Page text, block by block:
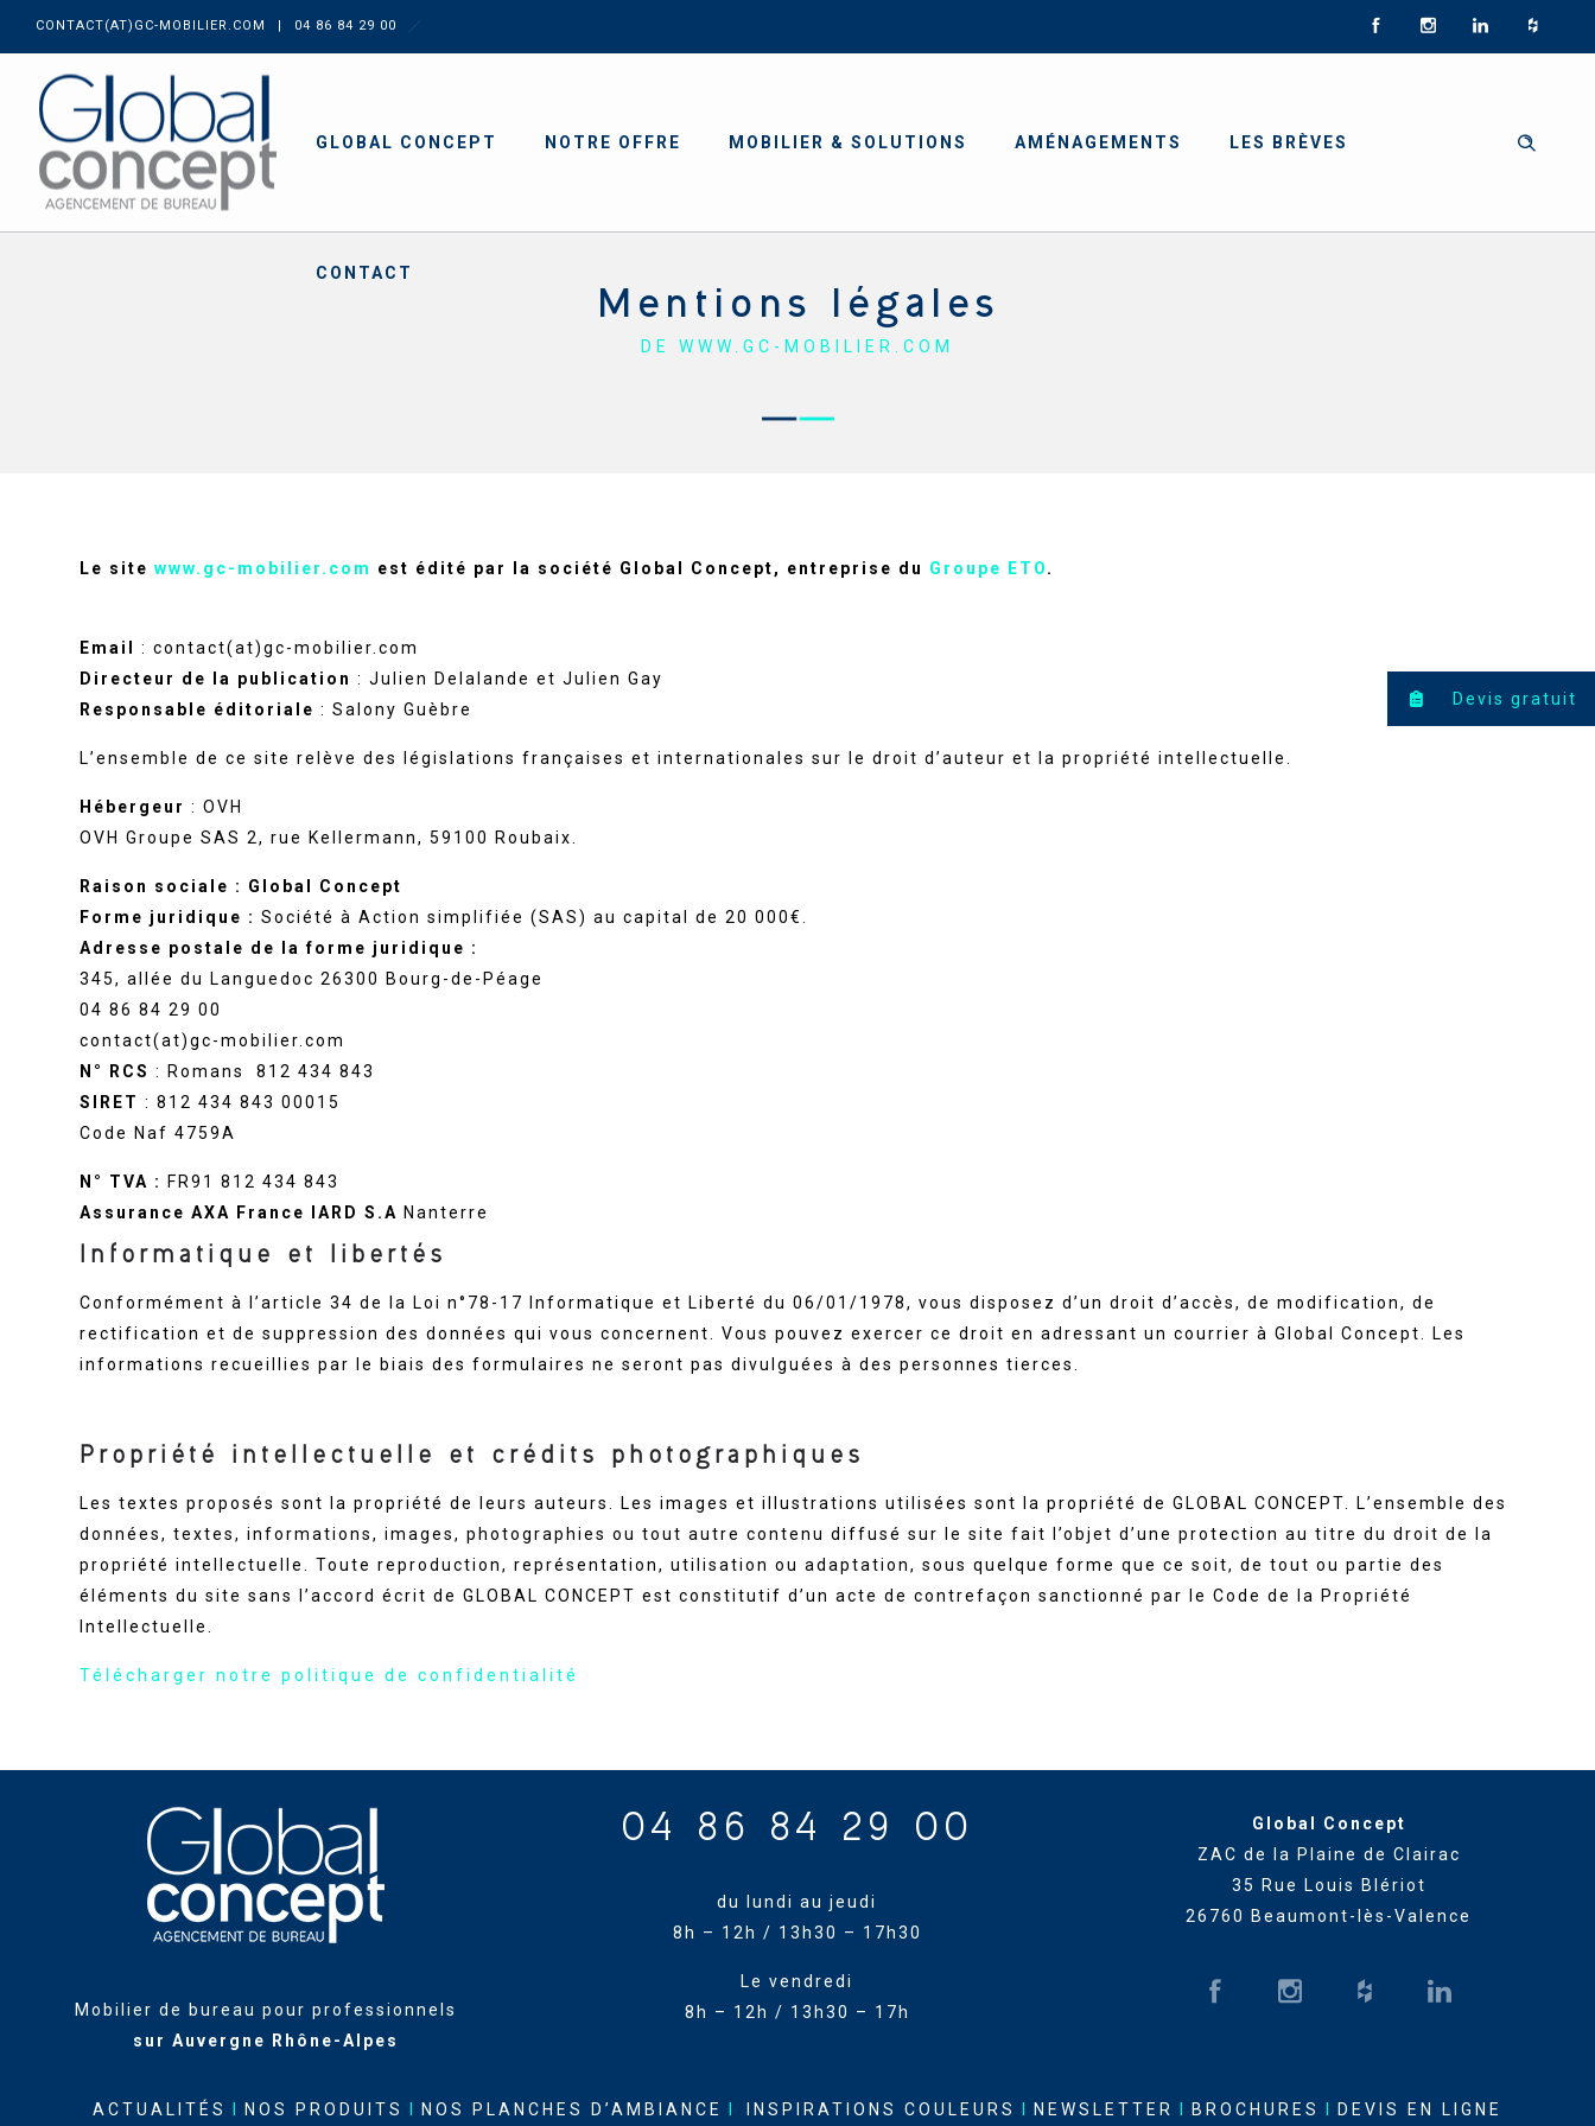
CONTACT(AT)GC-MOBILIER.COM | 04 86 84 29 00
GLOBAL CONCEPT NOTRE OFFRE MOBILIER & SOLUTIONS AMÉNAGEMENTS LES BRÈVES
CONTACT
Mentions légales
DE WWW.GC-MOBILIER.COM
Le sitewww.gc-mobilier.com est édité par la société Global Concept, entreprise du Groupe ETO.
Email
: contact(at)gc-mobilier.com
Directeur de la publication : Julien Delalande et Julien Gay
Responsable éditoriale: Salony Guèbre
L’ensemble de ce site relève des législations françaises et internationales sur le droit d’auteur et la propriété intellectuelle.
Hébergeur : OVH
OVH Groupe SAS 2, rue Kellermann, 59100 Roubaix.
Raison sociale : Global Concept
Forme juridique : Société à Action simplifiée (SAS) au capital de 20 000€.
Adresse postale de la forme juridique :
345, allée du Languedoc 26300 Bourg-de-Péage
04 86 84 29 00
contact(at)gc-mobilier.com
N° RCS : Romans 812 434 843
SIRET : 812 434 843 00015
Code Naf 4759A
N° TVA :
FR91 812 434 843
Assurance AXA France IARD S.A Nanterre
Informatique et libertés
Conformément à l’article 34 de la Loi n°78-17 Informatique et Liberté du 06/01/1978, vous disposez d’un droit d’accès, de modification, de
rectification et de suppression des données qui vous concernent. Vous pouvez exercer ce droit en adressant un courrier à Global Concept. Les
informations recueillies par le biais des formulaires ne seront pas divulguées à des personnes tierces.
Propriété intellectuelle et crédits photographiques
Les textes proposés sont la propriété de leurs auteurs. Les images et illustrations utilisées sont la propriété de GLOBAL CONCEPT. L’ensemble des
données, textes, informations, images, photographies ou tout autre contenu diffusé sur le site fait l’objet d’une protection au titre du droit de la
propriété intellectuelle. Toute reproduction, représentation, utilisation ou adaptation, sous quelque forme que ce soit, de tout ou partie des
éléments du site sans l’accord écrit de GLOBAL CONCEPT est constitutif d’un acte de contrefaçon sanctionné par le Code de la Propriété
Intellectuelle.
Télécharger notre politique de confidentialité
Mobilier de bureau pour professionnels
sur Auvergne Rhône-Alpes
04 86 84 29 00
du lundi au jeudi
8h – 12h / 13h30 – 17h30
Le vendredi
8h – 12h / 13h30 – 17h
Global Concept
ZAC de la Plaine de Clairac
35 Rue Louis Blériot
26760 Beaumont-lès-Valence
ACTUALITÉS NOS PRODUITS NOS PLANCHES D’AMBIANCE INSPIRATIONS COULEURS NEWSLETTER BROCHURES DEVIS EN LIGNE
Devis gratuit